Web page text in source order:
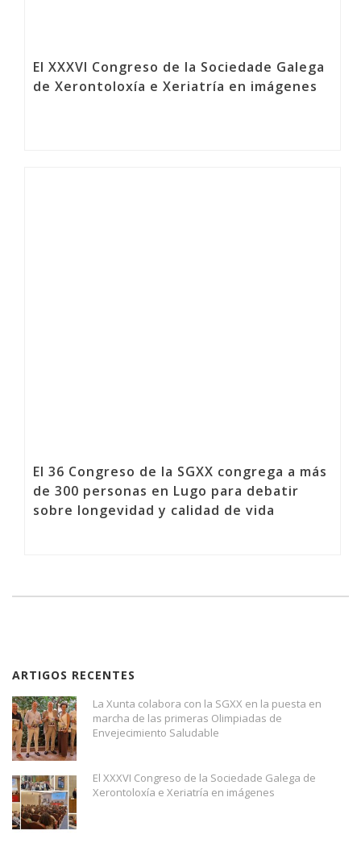
El XXXVI Congreso de la Sociedade Galega
de Xerontoloxía e Xeriatría en imágenes
El 36 Congreso de la SGXX congrega a más
de 300 personas en Lugo para debatir
sobre longevidad y calidad de vida
ARTIGOS RECENTES
La Xunta colabora con la SGXX en la puesta en
marcha de las primeras Olimpiadas de
Envejecimiento Saludable
El XXXVI Congreso de la Sociedade Galega de
Xerontoloxía e Xeriatría en imágenes